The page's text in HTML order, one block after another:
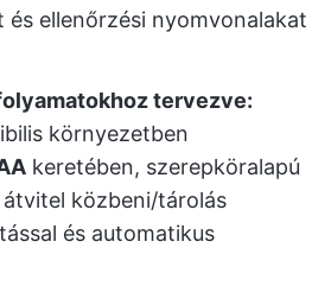
és ellenőrzési nyomvonalakat
tervezve:
környezetben
keretében, szerepköralapú
közbeni/tárolás
és automatikus